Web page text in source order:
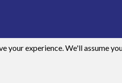
your experience. We'll assume